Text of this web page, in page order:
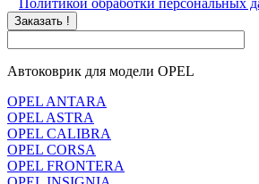
Заказать !
Автоковрик для модели OPEL
OPEL ANTARA
OPEL ASTRA
OPEL CALIBRA
OPEL CORSA
OPEL FRONTERA